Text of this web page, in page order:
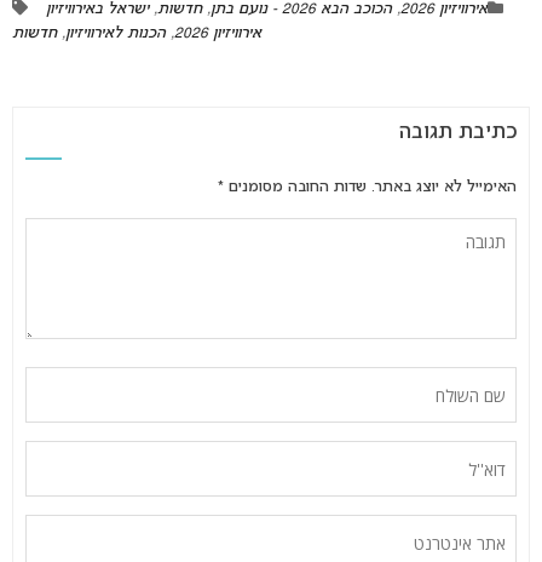
אירוויזיון 2026 ,הכוכב הבא 2026 - נועם בתן ,חדשות,ישראל באירוויזיון
אירוויזיון 2026
,הכנות לאירוויזיון,חדשות
כתיבת תגובה
האימייל לא יוצג באתר. שדות החובה מסומנים *